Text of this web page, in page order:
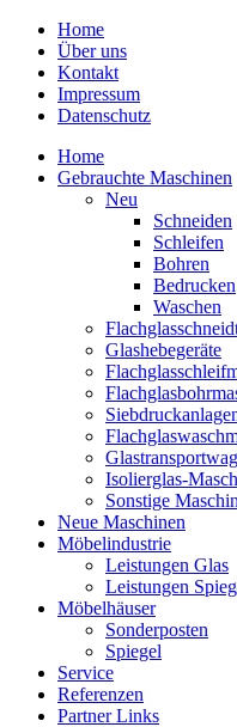
Home
Über uns
Kontakt
Impressum
Datenschutz
Home
Gebrauchte Maschinen
Neu
Schneiden
Schleifen
Bohren
Bedrucken
Waschen
Glashebegeräte
Isolierglas-
Sonstige
Neue Maschinen
Möbelindustrie
Leistungen Glas
Leistungen
Möbelhäuser
Sonderposten
Spiegel
Service
Referenzen
Partner Links